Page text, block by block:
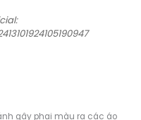
gây phai màu ra các áo